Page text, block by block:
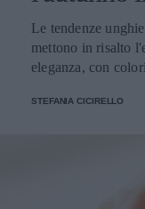
Le tendenze
mettono in risalto
eleganza, con
STEFANIA CICIRELLO